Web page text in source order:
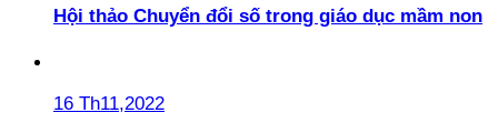
Hội thảo Chuyển đổi số trong giáo dục mầm non
16 Th11,2022